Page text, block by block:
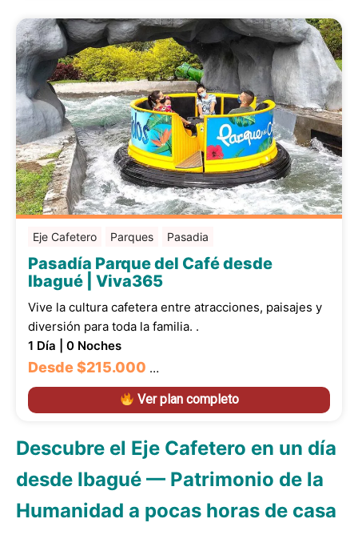
Eje Cafetero Parques Pasadia
Pasadía Parque del Café desde
Ibagué | Viva365
Vive la cultura cafetera entre atracciones, paisajes y
diversión para toda la familia. .
1 Día | 0 Noches
Desde$215.000 …
Ver plan completo
Descubre el Eje Cafetero en un día
desde Ibagué — Patrimonio de la
Humanidad a pocas horas de casa